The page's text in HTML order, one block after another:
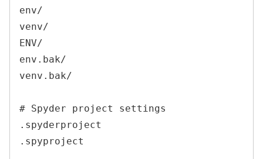
env/
venv/
ENV/
env.bak/
venv.bak/
# Spyder project settings
.spyderproject
.spyproject